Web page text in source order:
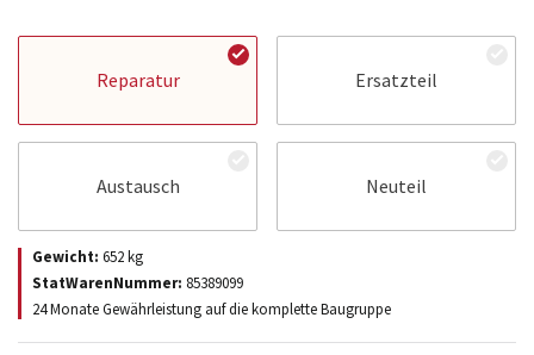
Reparatur Ersatzteil
Austausch Neuteil
Gewicht: 652kg
StatWarenNummer: 85389099
24 Monate Gewährleistung auf die komplette Baugruppe